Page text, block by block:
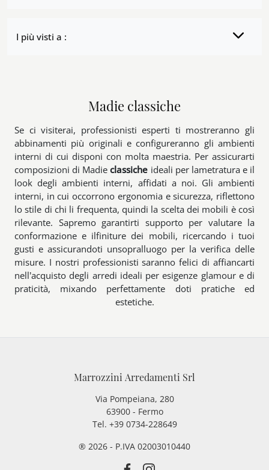
I più visti a :
Madie classiche
Se ci visiterai, professionisti esperti ti mostreranno gli
abbinamenti più originali e configureranno gli ambienti
interni di cui disponi con molta maestria. Per assicurarti
composizioni di Madieclassiche ideali per lametratura e il
look degli ambienti interni, affidati a noi. Gli ambienti
interni, in cui occorrono ergonomia e sicurezza, riflettono
lo stile di chi li frequenta, quindi la scelta dei mobili è così
rilevante. Sapremo garantirti supporto per valutare la
conformazione e ilfiniture dei mobili, ricercando i tuoi
gusti e assicurandoti unsopralluogo per la verifica delle
misure. I nostri professionisti saranno felici di affiancarti
nell’acquisto degli arredi ideali per esigenze glamour e di
praticità, mixando perfettamente doti pratiche ed
estetiche.
Marrozzini Arredamenti Srl
Via Pompeiana, 280
63900 - Fermo
Tel. +39 0734-228649
® 2026 - P.IVA 02003010440